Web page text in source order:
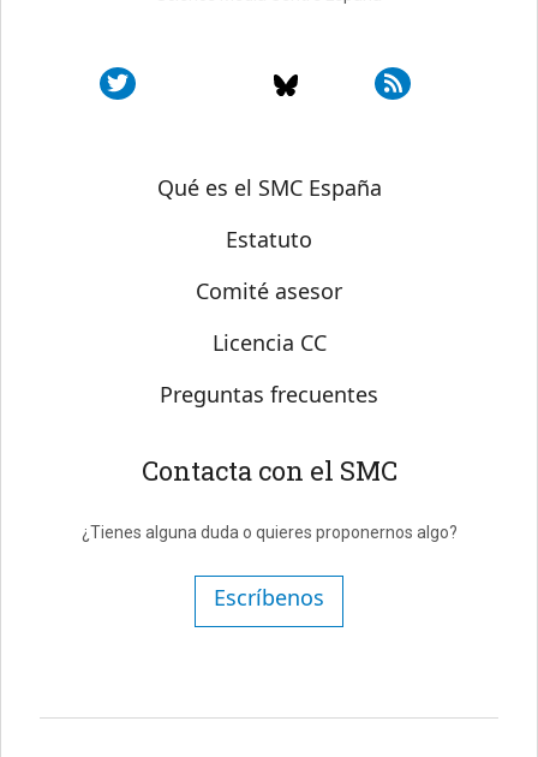
Sobre SMC España
Qué es el SMC España
Estatuto
Comité asesor
Licencia CC
Preguntas frecuentes
Contacta con el SMC
¿Tienes alguna duda o quieres proponernos algo?
Escríbenos